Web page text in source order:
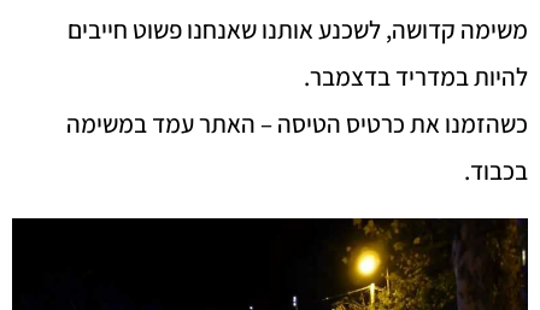
משימה קדושה, לשכנע אותנו שאנחנו פשוט חייבים
להיות במדריד בדצמבר.
כשהזמנו את כרטיס הטיסה – האתר עמד במשימה
בכבוד.